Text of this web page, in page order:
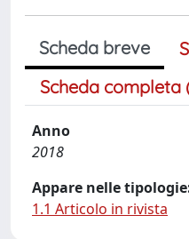
Scheda breve
Scheda completa
Anno
2018
Appare nelle
1.1 Articolo in rivista